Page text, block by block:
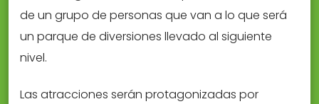
de un grupo de personas que van a lo que será
un parque de diversiones llevado al siguiente
nivel.
Las atracciones serán protagonizadas por